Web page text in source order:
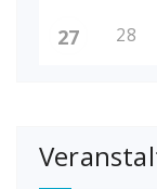
27 28